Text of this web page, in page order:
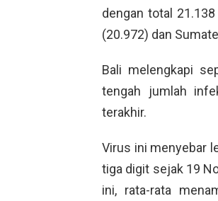
dengan total
(20.972) dan
Bali melengkapi
tengah jumlah
terakhir.
Virus ini menyebar
tiga digit sejak 19
ini, rata-rata